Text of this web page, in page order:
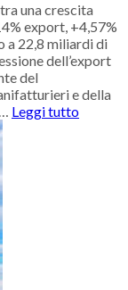
una crescita
export, +4,57%
a 22,8 miliardi di
dell’export
del
e della
… Leggi tutto